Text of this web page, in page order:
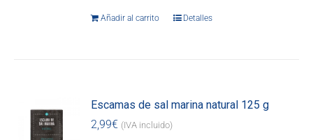
Añadir al carrito Detalles
Escamas de sal marina natural 125 g
2,99€ (IVA incluido)